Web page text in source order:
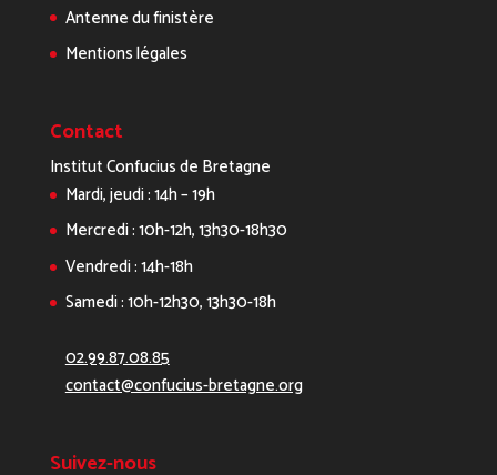
Antenne du finistère
Mentions légales
Contact
Institut Confucius de Bretagne
Mardi, jeudi : 14h – 19h
Mercredi : 10h-12h, 13h30-18h30
Vendredi : 14h-18h
Samedi : 10h-12h30, 13h30-18h
02.99.87.08.85
contact@confucius-bretagne.org
Suivez-nous